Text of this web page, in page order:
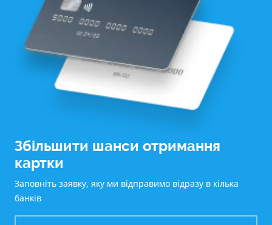
Збільшити шанси отримання
картки
Заповніть заявку, яку ми відправимо відразу в кілька
банків